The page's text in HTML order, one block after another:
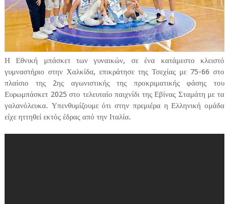
Η Εθνική μπάσκετ των γυναικών, σε ένα κατάμεστο κλειστό
γυμναστήριο στην Χαλκίδα, επικράτησε της Τσεχίας με 75-66 στο
πλαίσιο της 2ης αγωνιστικής της προκριματικής φάσης του
Ευρωμπάσκετ 2025 στο τελευταίο παιχνίδι της Εβίνας Σταμάτη με τα
γαλανόλευκα. Υπενθυμίζουμε ότι στην πρεμιέρα η Ελληνική ομάδα
είχε ηττηθεί εκτός έδρας από την Ιταλία.